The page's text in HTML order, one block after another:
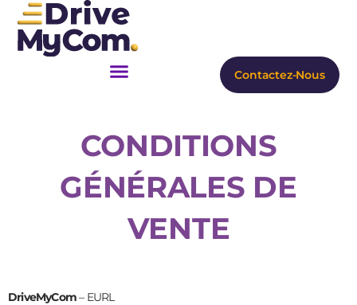
Aller
contenu
Contactez-Nous
CONDITIONS
GÉNÉRALES DE
VENTE
DriveMyCom– EURL